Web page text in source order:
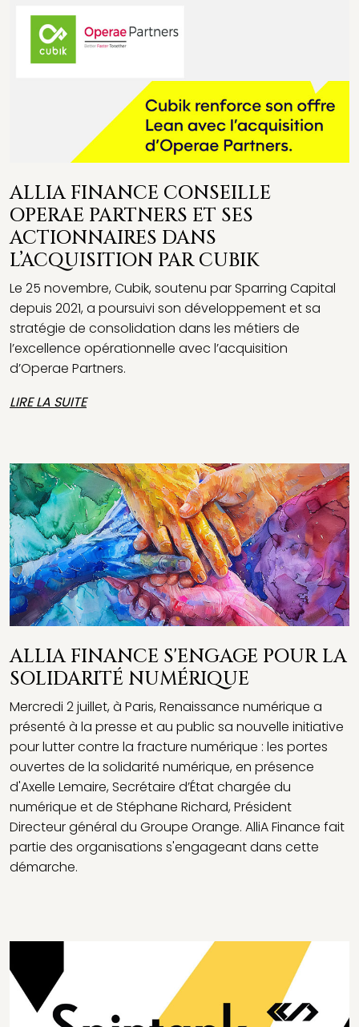
ALLIA FINANCE CONSEILLE
OPERAE PARTNERS ET SES
ACTIONNAIRES DANS
L’ACQUISITION PAR CUBIK
Le 25 novembre, Cubik, soutenu par Sparring Capital
depuis 2021, a poursuivi son développement et sa
stratégie de consolidation dans les métiers de
l’excellence opérationnelle avec l’acquisition
d’Operae Partners.
LIRE LA SUITE
ALLIA FINANCE S'ENGAGE POUR LA
SOLIDARITÉ NUMÉRIQUE
Mercredi 2 juillet, à Paris, Renaissance numérique a
présenté à la presse et au public sa nouvelle initiative
pour lutter contre la fracture numérique : les portes
ouvertes de la solidarité numérique, en présence
d'Axelle Lemaire, Secrétaire d’État chargée du
numérique et de Stéphane Richard, Président
Directeur général du Groupe Orange. AlliA Finance fait
partie des organisations s'engageant dans cette
démarche.